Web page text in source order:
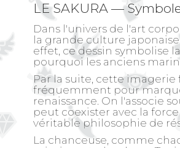
LE SAKURA —
Dans l'univers de l'art
la grande culture
effet, ce dessin symbolise
pourquoi les anciens
Par la suite, cette
fréquemment pour
renaissance. On l'associe
peut coexister avec la
véritable philosophie de
La chanceuse, comme